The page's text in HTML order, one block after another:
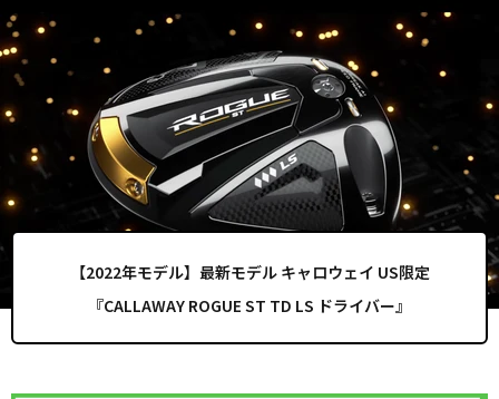
【2022年モデル】最新モデル キャロウェイ US限定
『CALLAWAY ROGUE ST TD LS ドライバー』